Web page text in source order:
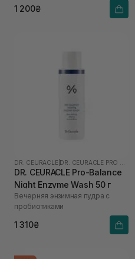
1 200₴
DR. CEURACLE
DR. CEURACLE Pro-Balance
Night Enzyme Wash 50 г
Вечерняя энзимная пудра с
пробиотиками
1 310₴